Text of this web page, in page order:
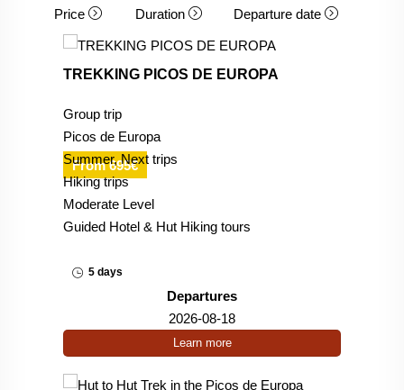
Price
Duration Departure date
From 695€
TREKKING PICOS DE EUROPA
Group trip
Picos de Europa
Summer, Next trips
Hiking trips
Moderate Level
Guided Hotel & Hut Hiking tours
5 days
Departures
2026-08-18
Learn more